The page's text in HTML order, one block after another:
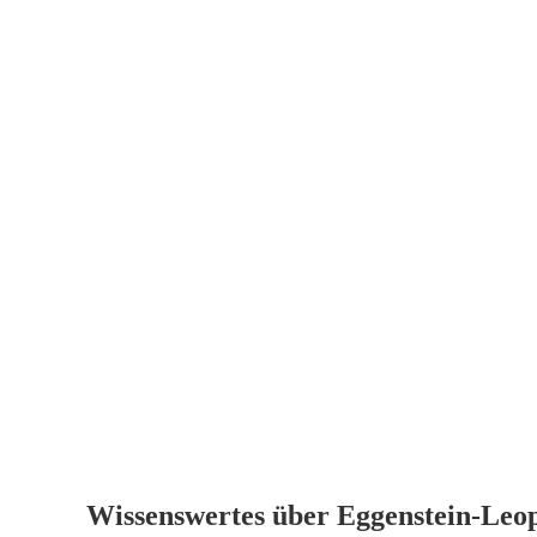
Wissenswertes über Eggenstein-